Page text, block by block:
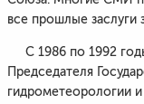
все прошлые заслуги
С 1986 по 1992
Председателя
гидрометеорологии